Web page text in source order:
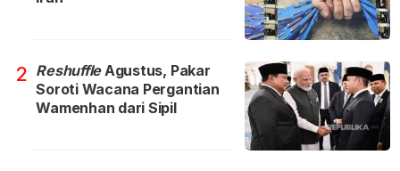
2 ReshuffleAgustus, Pakar
Soroti Wacana Pergantian
Wamenhan dari Sipil